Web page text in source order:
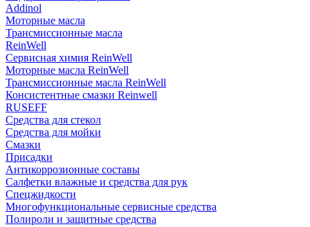
Addinol
Моторные масла
Трансмиссионные масла
ReinWell
Сервисная химия ReinWell
Моторные масла ReinWell
Трансмиссионные масла ReinWell
Консистентные смазки Reinwell
RUSEFF
Средства для стекол
Средства для мойки
Смазки
Присадки
Антикоррозионные составы
Салфетки влажные и средства для рук
Спецжидкости
Многофункциональные сервисные средства
Полироли и защитные средства